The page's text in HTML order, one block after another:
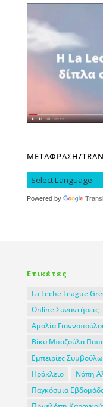
ΜΕΤΑΦΡΑΣΗ/
Powered by
Ετικέτες
La Leche League
Online Συναντήσεις
Αμαλία
Βίκυ Μπαζούλα
Εμπειρίες
Ηράκλειο
Νόπη
Παγκόσμια